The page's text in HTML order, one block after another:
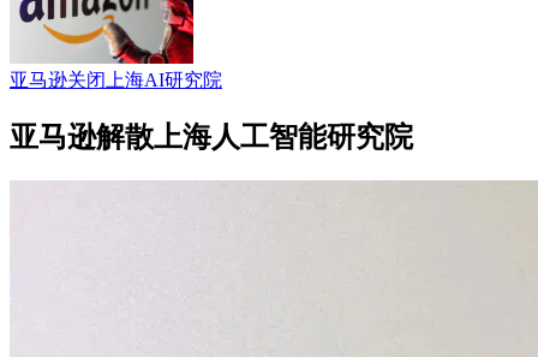
亚马逊关闭上海AI研究院
亚马逊解散上海人工智能研究院